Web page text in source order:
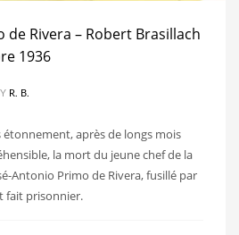
de Rivera – Robert Brasillach
1936
R. B.
étonnement, après de longs mois
la mort du jeune chef de la
Antonio Primo de Rivera, fusillé par
fait prisonnier.